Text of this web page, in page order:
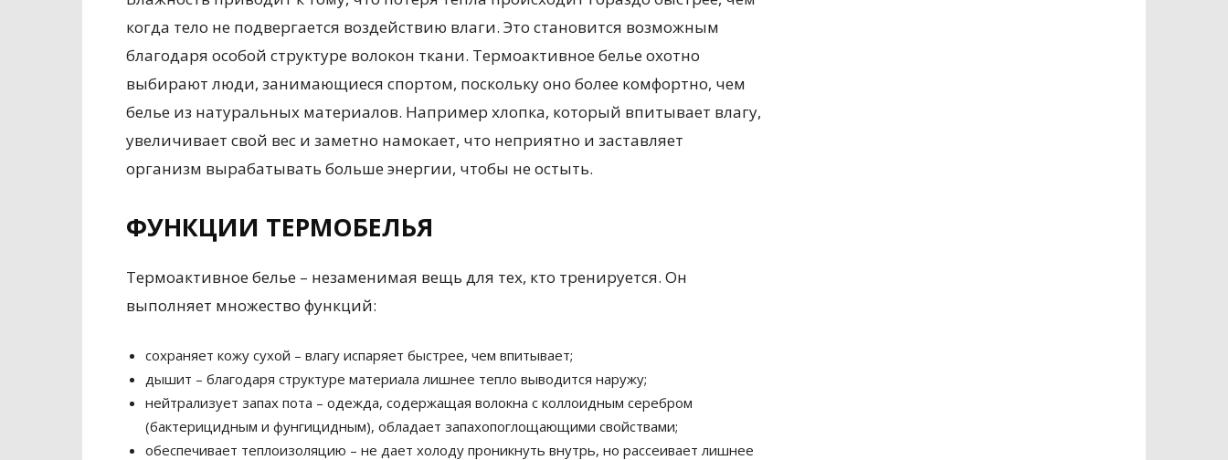
когда тело не подвергается воздействию влаги. Это становится возможным
благодаря особой структуре волокон ткани. Термоактивное белье охотно
выбирают люди, занимающиеся спортом, поскольку оно более комфортно, чем
белье из натуральных материалов. Например хлопка, который впитывает влагу,
увеличивает свой вес и заметно намокает, что неприятно и заставляет
организм вырабатывать больше энергии, чтобы не остыть.
ФУНКЦИИ ТЕРМОБЕЛЬЯ
Термоактивное белье – незаменимая вещь для тех, кто тренируется. Он
выполняет множество функций:
сохраняет кожу сухой – влагу испаряет быстрее, чем впитывает;
дышит – благодаря структуре материала лишнее тепло выводится наружу;
нейтрализует запах пота – одежда, содержащая волокна с коллоидным серебром
(бактерицидным и фунгицидным), обладает запахопоглощающими свойствами;
обеспечивает теплоизоляцию – не дает холоду проникнуть внутрь, но рассеивает лишнее